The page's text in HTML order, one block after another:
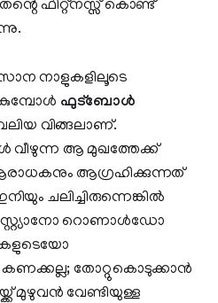
ഫിറ്റ്നസ്സ് കൊണ്ട്
നാളുകളിലൂടെ
ഫുട്ബോൾ
വിങ്ങലാണ്.
വീഴുന്ന ആ മുഖത്തേക്ക്
ആഗ്രഹിക്കുന്നത്
ചലിച്ചിരുന്നെങ്കിൽ
റൊണാൾഡോ
തോറ്റുകൊടുക്കാൻ
മുഴുവൻ വേണ്ടിയുള്ള